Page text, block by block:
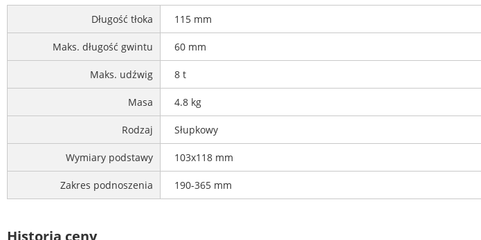
Długość tłoka 115 mm
Maks. długość gwintu 60 mm
Maks. udźwig 8 t
Masa 4.8 kg
Rodzaj Słupkowy
Wymiary podstawy 103x118 mm
Zakres podnoszenia 190-365 mm
Historia ceny